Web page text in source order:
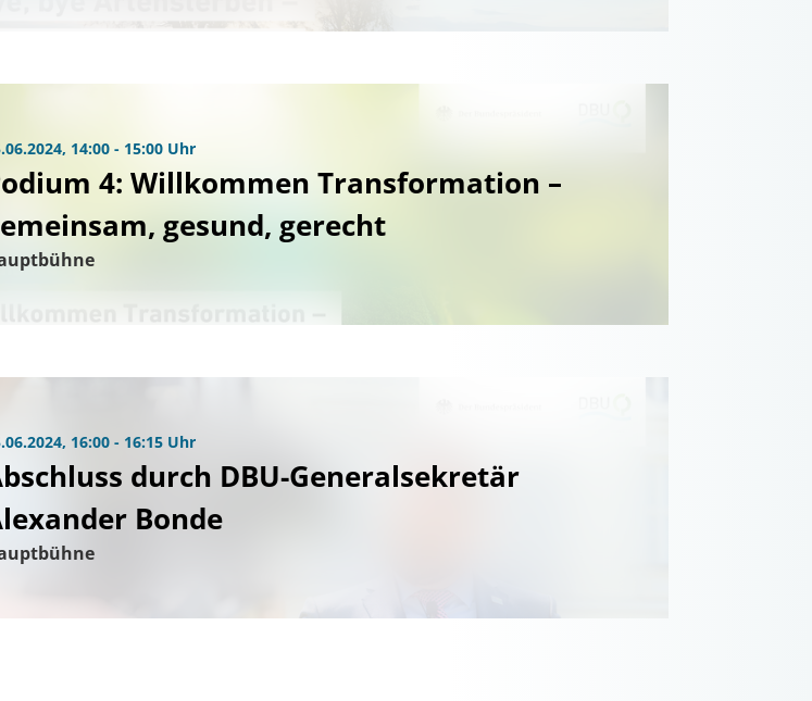
14:00 - 15:00 Uhr
4: Willkommen Transformation –
gesund, gerecht
16:00 - 16:15 Uhr
durch DBU-Generalsekretär
Bonde